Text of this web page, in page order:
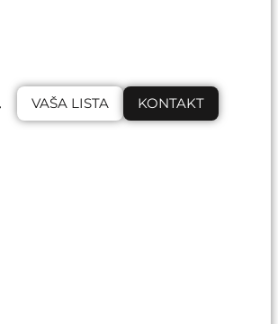
VAŠA LISTA KONTAKT